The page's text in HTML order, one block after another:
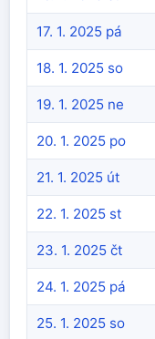
17. 1. 2025 pá
18. 1. 2025 so
19. 1. 2025 ne
20. 1. 2025 po
21. 1. 2025 út
22. 1. 2025 st
23. 1. 2025 čt
24. 1. 2025 pá
25. 1. 2025 so